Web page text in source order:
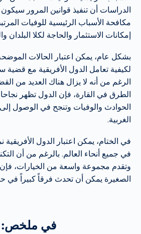
الدراسات أن تنفيذ قوانين المرور سيكون
مكافحة الأسباب الرئيسية للوفيات
إمكانات الاستثمار والحاجة لكلا البلدان
بشكل عام، يمكن اعتبار الحالات
لكيفية تعامل الدول الأفريقية مع
الرغم من أنه لا يزال هناك العديد من
الطرق في القارة، فإن الدول تظهر
الحوادث والوفيات وتنجح في الوصول
الغربية.
في الختام، يمكن اعتبار الدول
في جميع أنحاء العالم. بالرغم من أن
وتقدم مجموعة واسعة من الخيارات،
الصغيرة يمكن أن تحدث فرقاً كبيراً في
في ملخص: